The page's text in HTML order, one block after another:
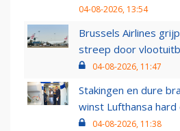
04-08-2026, 13:54
Brussels Airlines
streep door
04-08-2026, 11:47
Stakingen en dure
winst Lufthansa hard
04-08-2026, 11:38